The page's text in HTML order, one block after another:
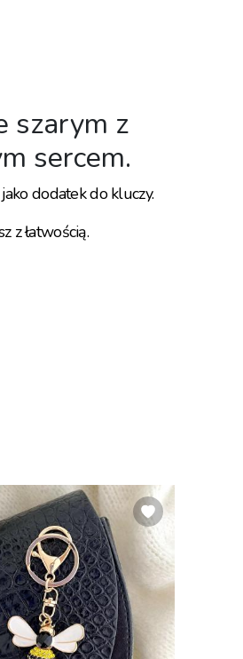
szarym z
sercem.
dodatek do kluczy.
z łatwością.